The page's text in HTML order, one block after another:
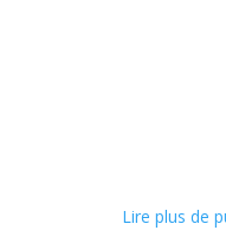
Lire plus de